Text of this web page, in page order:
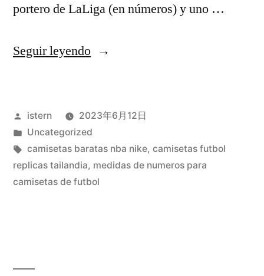
portero de LaLiga (en números) y uno …
Seguir leyendo«camisetas
Publicado
por
istern
2023年6月12日
Publicado
en
Uncategorized
Etiquetas:
camisetas baratas nba nike, camisetas futbol
replicas tailandia, medidas de numeros para
camisetas de futbol